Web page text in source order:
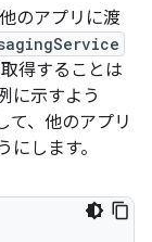
のアプリに渡
得することは
に示すよう
て、他のアプリ
します。